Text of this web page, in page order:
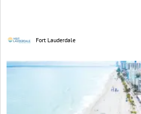
Fort Lauderdale